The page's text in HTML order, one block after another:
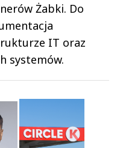
Żabki. Do
IT oraz
systemów.